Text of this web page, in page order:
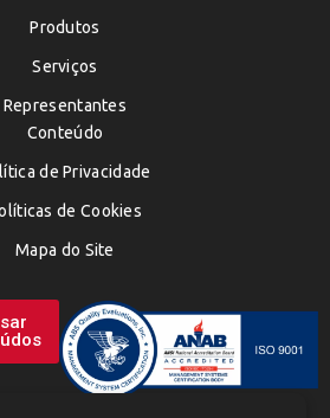
Produtos
Serviços
Representantes
Conteúdo
de Privacidade
de Cookies
Mapa do Site